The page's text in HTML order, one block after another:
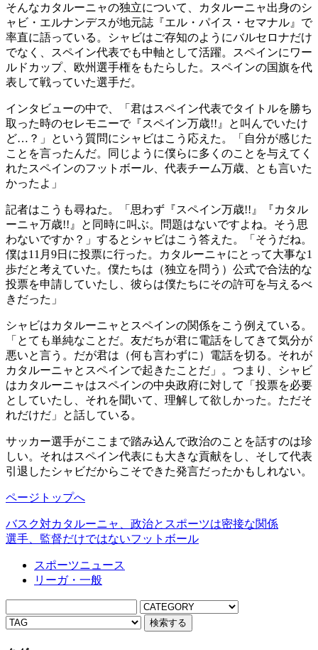
そんなカタルーニャの独立について、カタルーニャ出身のシ
ャビ・エルナンデスが地元誌『エル・パイス・セマナル』で
率直に語っている。シャビはご存知のようにバルセロナだけ
でなく、スペイン代表でも中軸として活躍。スペインにワー
ルドカップ、欧州選手権をもたらした。スペインの国旗を代
表して戦っていた選手だ。
インタビューの中で、「君はスペイン代表でタイトルを勝ち
取った時のセレモニーで『スペイン万歳!!』と叫んでいたけ
ど…？」という質問にシャビはこう応えた。「自分が感じた
ことを言ったんだ。同じように僕らに多くのことを与えてく
れたスペインのフットボール、代表チーム万歳、とも言いた
かったよ」
記者はこうも尋ねた。「思わず『スペイン万歳!!』『カタル
ーニャ万歳!!』と同時に叫ぶ。問題はないですよね。そう思
わないですか？」するとシャビはこう答えた。「そうだね。
僕は11月9日に投票に行った。カタルーニャにとって大事な1
歩だと考えていた。僕たちは（独立を問う）公式で合法的な
投票を申請していたし、彼らは僕たちにその許可を与えるべ
きだった」
シャビはカタルーニャとスペインの関係をこう例えている。
「とても単純なことだ。友だちが君に電話をしてきて気分が
悪いと言う。だが君は（何も言わずに）電話を切る。それが
カタルーニャとスペインで起きたことだ」。つまり、シャビ
はカタルーニャはスペインの中央政府に対して「投票を必要
としていたし、それを聞いて、理解して欲しかった。ただそ
れだけだ」と話している。
サッカー選手がここまで踏み込んで政治のことを話すのは珍
しい。それはスペイン代表にも大きな貢献をし、そして代表
引退したシャビだからこそできた発言だったかもしれない。
ページトップへ
バスク対カタルーニャ、政治とスポーツは密接な関係
選手、監督だけではないフットボール
スポーツニュース
リーガ・一般